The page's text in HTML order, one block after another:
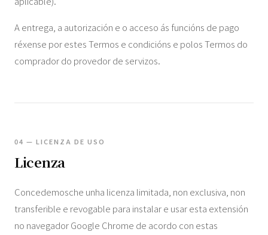
A entrega, a autorización e o acceso ás funcións de pago
réxense por estes Termos e condicións e polos Termos do
comprador do provedor de servizos.
04 — LICENZA DE USO
Licenza
Concedemosche unha licenza limitada, non exclusiva, non
transferible e revogable para instalar e usar esta extensión
no navegador Google Chrome de acordo con estas